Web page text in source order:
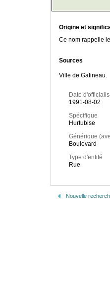
Origine et
Ce nom rappelle
Sources
Ville de Gatineau.
Date
1991-08-02
Spécifique
Hurtubise
Générique
Boulevard
Type d'entité
Rue
Nouvelle